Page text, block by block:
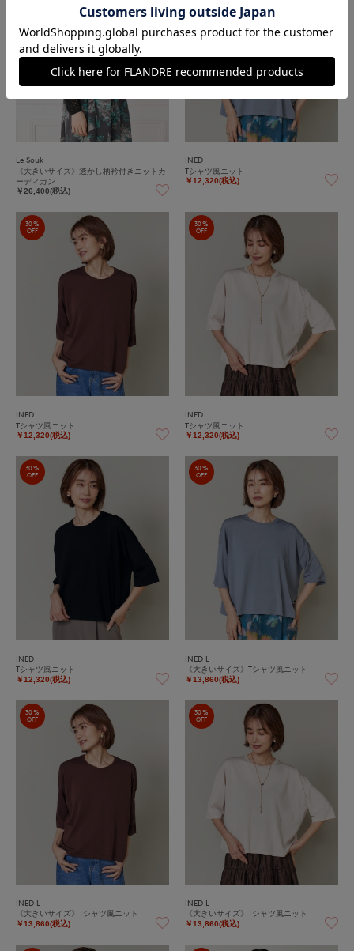
Le Souk
《大きいサイズ》透かし柄衿付きニットカ
ーディガン
￥26,400(税込)
INED
Tシャツ風ニット
￥12,320(税込)
30%
OFF
INED
Tシャツ風ニット
￥12,320(税込)
30%
OFF
INED
Tシャツ風ニット
￥12,320(税込)
30%
OFF
INED
Tシャツ風ニット
￥12,320(税込)
30%
OFF
INED L
《大きいサイズ》Tシャツ風ニット
￥13,860(税込)
30%
OFF
INED L
《大きいサイズ》Tシャツ風ニット
￥13,860(税込)
30%
OFF
INED L
《大きいサイズ》Tシャツ風ニット
￥13,860(税込)